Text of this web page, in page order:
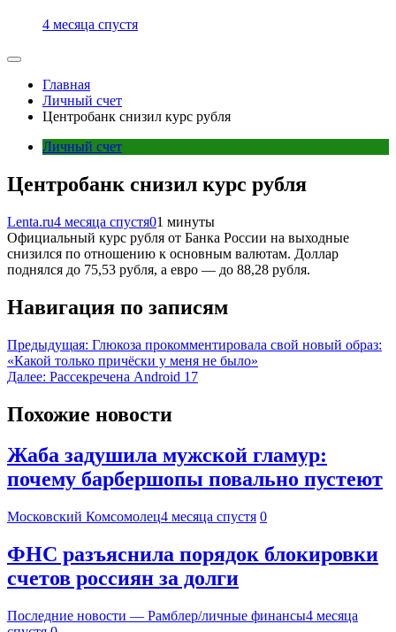
4 месяца спустя
Главная
Личный счет
Центробанк снизил курс рубля
Личный счет
Центробанк снизил курс рубля
Lenta.ru4 месяца спустя01 минуты
Официальный курс рубля от Банка России на выходные
снизился по отношению к основным валютам. Доллар
поднялся до 75,53 рубля, а евро — до 88,28 рубля.
Навигация по записям
Предыдущая: Глюкоза прокомментировала свой новый образ:
«Какой только причёски у меня не было»
Далее: Рассекречена Android 17
Похожие новости
Жаба задушила мужской гламур:
почему барбершопы повально пустеют
Московский Комсомолец4 месяца спустя 0
ФНС разъяснила порядок блокировки
счетов россиян за долги
Последние новости — Рамблер/личные финансы4 месяца